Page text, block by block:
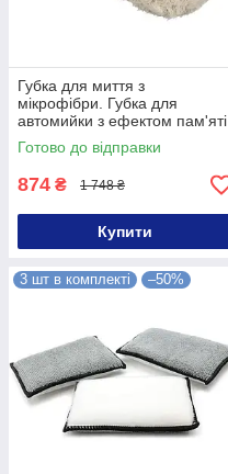
Губка для миття з
мікрофібри. Губка для
автомийки з ефектом пам'яті
Готово до відправки
874 ₴ 1 748 ₴
Купити
3 шт в комплекті –50%